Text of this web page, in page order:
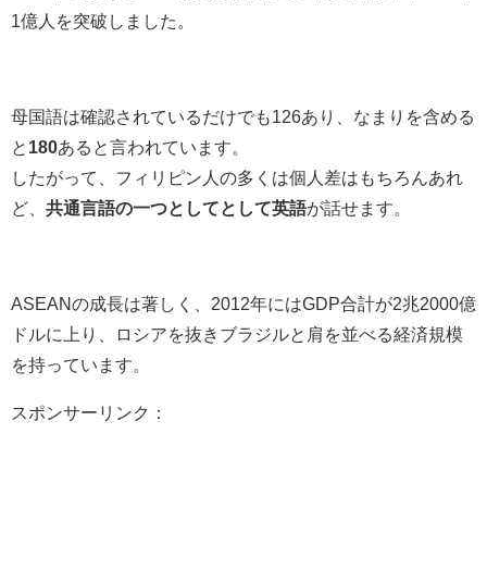
1億人を突破しました。
母国語は確認されているだけでも126あり、なまりを含める
と 180あると言われています。
したがって、フィリピン人の多くは個人差はもちろんあれ
ど、 共通言語の一つとしてとして英語が話せます。
ASEANの成長は著しく、2012年にはGDP合計が2兆2000億
ドルに上り、ロシアを抜きブラジルと肩を並べる経済規模
を持っています。
スポンサーリンク：